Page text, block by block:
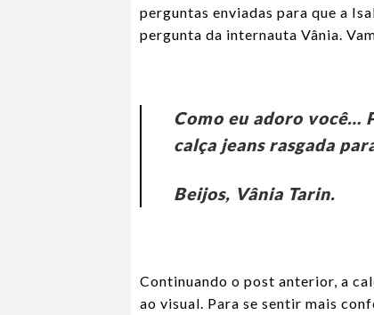
perguntas enviadas para que a
pergunta da internauta Vânia.
Como eu adoro você…
calça jeans rasgada
Beijos, Vânia Tarin.
Continuando o post anterior, a
ao visual. Para se sentir mais